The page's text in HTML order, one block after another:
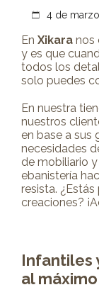
4 de
En Xikara nos
y es que
todos los
solo puedes
En nuestra
nuestros
en base a sus
necesidades
de mobiliario
ebanistería
resista.
creaciones?
Infantiles
al